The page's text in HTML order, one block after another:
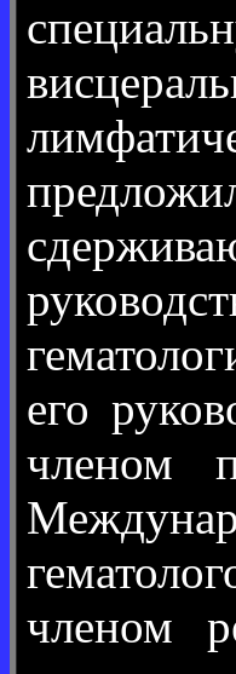
его
членом
членом